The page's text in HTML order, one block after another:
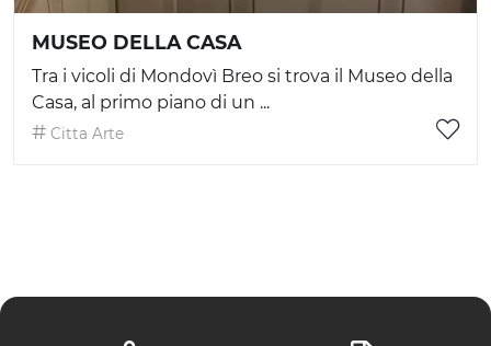
MUSEO DELLA CASA
Tra i vicoli di Mondovì Breo si trova il Museo della
Casa, al primo piano di un ...
Citta Arte